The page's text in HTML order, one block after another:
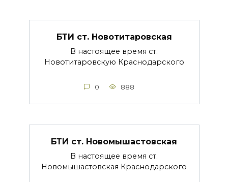
БТИ ст. Новотитаровская
В настоящее время ст.
Новотитаровскую Краснодарского
0 888
БТИ ст. Новомышастовская
В настоящее время ст.
Новомышастовская Краснодарского